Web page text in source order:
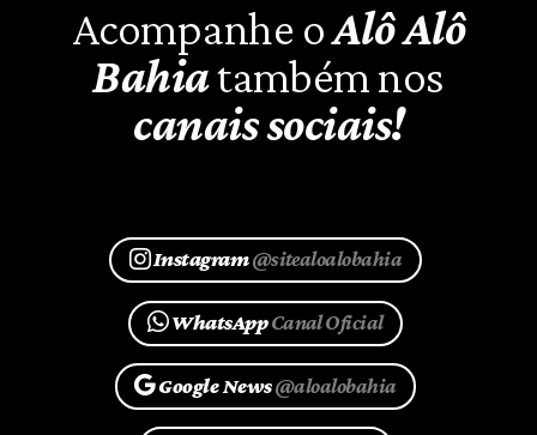
Acompanhe oAlô Alô
Bahiatambém nos
canais sociais!
Instagram@sitealoalobahia
WhatsAppCanal Oficial
Google News@aloalobahia